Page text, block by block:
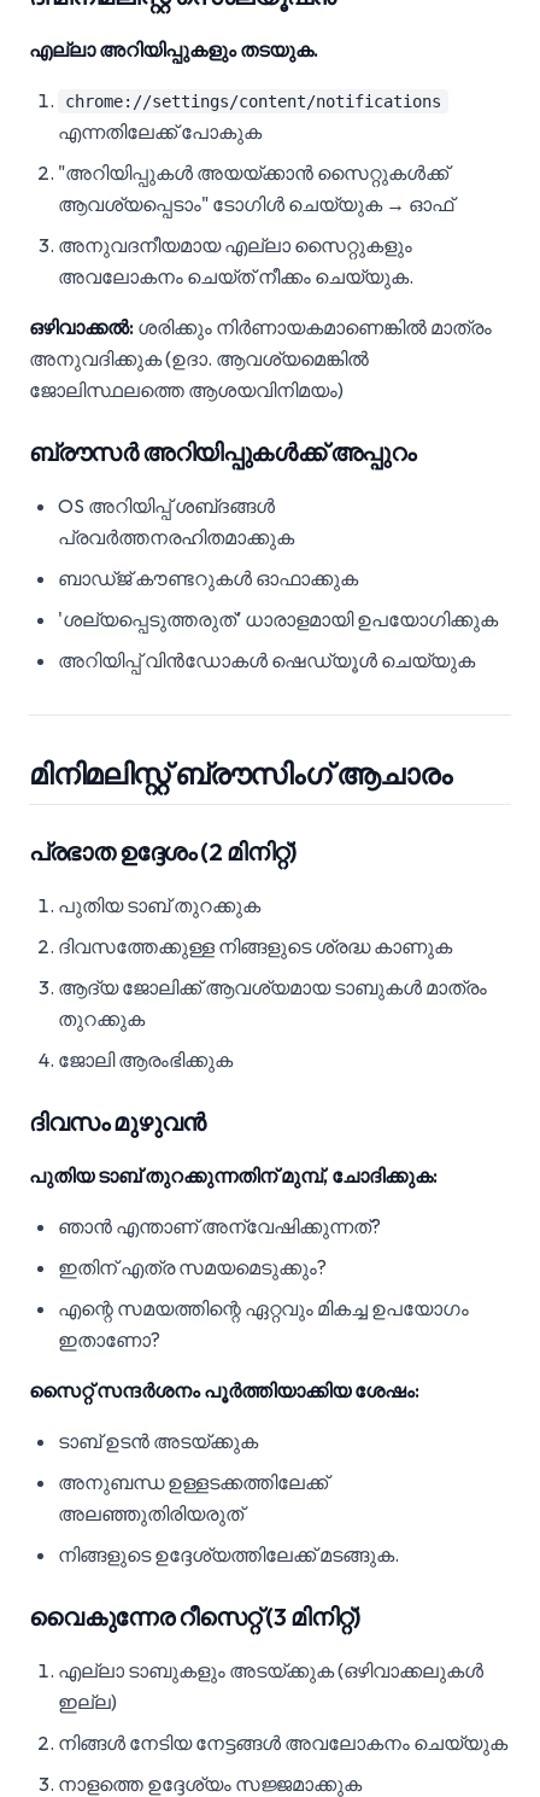
എല്ലാ അറിയിപ്പുകളും തടയുക.
chrome://settings/content/notifications
എന്നതിലേക്ക് പോകുക
"അറിയിപ്പുകൾ അയയ്ക്കാൻ സൈറ്റുകൾക്ക്
ആവശ്യപ്പെടാം" ടോഗിൾ ചെയ്യുക → ഓഫ്
അനുവദനീയമായ എല്ലാ സൈറ്റുകളും
അവലോകനം ചെയ്ത് നീക്കം ചെയ്യുക.
ഒഴിവാക്കൽ: ശരിക്കും നിർണായകമാണെങ്കിൽ മാത്രം
അനുവദിക്കുക (ഉദാ. ആവശ്യമെങ്കിൽ
ജോലിസ്ഥലത്തെ ആശയവിനിമയം)
ബ്രൗസർ അറിയിപ്പുകൾക്ക് അപ്പുറം
OS അറിയിപ്പ് ശബ്‌ദങ്ങൾ
പ്രവർത്തനരഹിതമാക്കുക
ബാഡ്ജ് കൗണ്ടറുകൾ ഓഫാക്കുക
'ശല്യപ്പെടുത്തരുത്' ധാരാളമായി ഉപയോഗിക്കുക
അറിയിപ്പ് വിൻഡോകൾ ഷെഡ്യൂൾ ചെയ്യുക
മിനിമലിസ്റ്റ് ബ്രൗസിംഗ് ആചാരം
പ്രഭാത ഉദ്ദേശം (2 മിനിറ്റ്)
പുതിയ ടാബ് തുറക്കുക
ദിവസത്തേക്കുള്ള നിങ്ങളുടെ ശ്രദ്ധ കാണുക
ആദ്യ ജോലിക്ക് ആവശ്യമായ ടാബുകൾ മാത്രം
തുറക്കുക
ജോലി ആരംഭിക്കുക
ദിവസം മുഴുവൻ
പുതിയ ടാബ് തുറക്കുന്നതിന് മുമ്പ്, ചോദിക്കുക:
ഞാൻ എന്താണ് അന്വേഷിക്കുന്നത്?
ഇതിന് എത്ര സമയമെടുക്കും?
എന്റെ സമയത്തിന്റെ ഏറ്റവും മികച്ച ഉപയോഗം
ഇതാണോ?
സൈറ്റ് സന്ദർശനം പൂർത്തിയാക്കിയ ശേഷം:
ടാബ് ഉടൻ അടയ്ക്കുക
അനുബന്ധ ഉള്ളടക്കത്തിലേക്ക്
അലഞ്ഞുതിരിയരുത്
നിങ്ങളുടെ ഉദ്ദേശ്യത്തിലേക്ക് മടങ്ങുക.
വൈകുന്നേര റീസെറ്റ് (3 മിനിറ്റ്)
എല്ലാ ടാബുകളും അടയ്ക്കുക (ഒഴിവാക്കലുകൾ
ഇല്ല)
നിങ്ങൾ നേടിയ നേട്ടങ്ങൾ അവലോകനം ചെയ്യുക
നാളത്തെ ഉദ്ദേശ്യം സജ്ജമാക്കുക